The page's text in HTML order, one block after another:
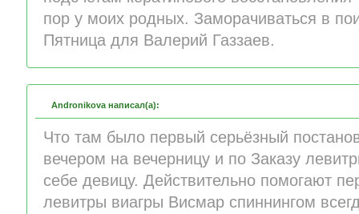
пор у моих родных. Заморачиваться в
Пятница для Валерий Газзаев.
Andronikova написал(а):
Что там было первый серьёзный
вечером на вечерницу и по Заказу
себе девицу. Действительно помогают
левитры виагры Висмар спиннингом